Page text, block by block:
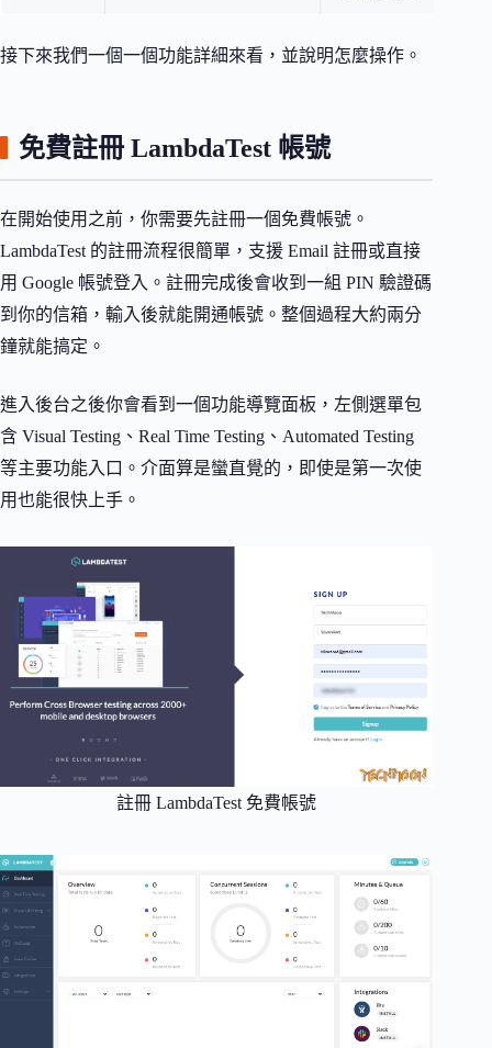
接下來我們一個一個功能詳細來看，並說明怎麼操作。
免費註冊 LambdaTest 帳號
在開始使用之前，你需要先註冊一個免費帳號。
LambdaTest 的註冊流程很簡單，支援 Email 註冊或直接
用 Google 帳號登入。註冊完成後會收到一組 PIN 驗證碼
到你的信箱，輸入後就能開通帳號。整個過程大約兩分
鐘就能搞定。
進入後台之後你會看到一個功能導覽面板，左側選單包
含 Visual Testing、Real Time Testing、Automated Testing
等主要功能入口。介面算是蠻直覺的，即使是第一次使
用也能很快上手。
註冊 LambdaTest 免費帳號